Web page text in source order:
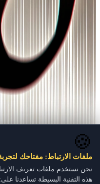
🍪
ملفات الارتباط: مفتاحك
نحن نستخدم ملفات تعريف
هذه التقنية البسيطة تساعدنا على: